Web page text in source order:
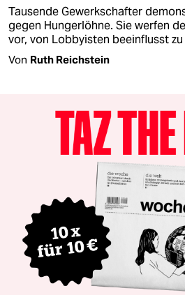
Tausende Gewerkschafter
gegen Hungerlöhne. Sie werfen
vor, von Lobbyisten beeinflusst zu
Von Ruth Reichstein